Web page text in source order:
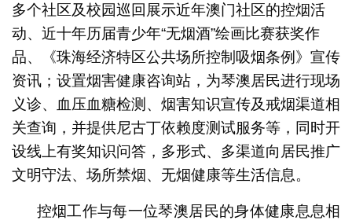
多个社区及校园巡回展示近年澳门社区的控烟活
动、近十年历届青少年“无烟酒”绘画比赛获奖作
品、《珠海经济特区公共场所控制吸烟条例》宣传
资讯；设置烟害健康咨询站，为琴澳居民进行现场
义诊、血压血糖检测、烟害知识宣传及戒烟渠道相
关查询，并提供尼古丁依赖度测试服务等，同时开
设线上有奖知识问答，多形式、多渠道向居民推广
文明守法、场所禁烟、无烟健康等生活信息。
控烟工作与每一位琴澳居民的身体健康息息相